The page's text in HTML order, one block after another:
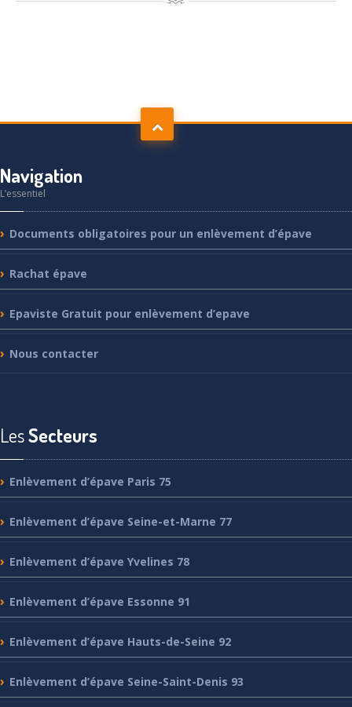
Navigation
L’essentiel
Documents obligatoires pour un enlèvement d’épave
Rachat épave
Epaviste Gratuit pour enlèvement d’epave
Nous contacter
LesSecteurs
Enlèvement d’épave Paris 75
Enlèvement d’épave Seine-et-Marne 77
Enlèvement d’épave Yvelines 78
Enlèvement d’épave Essonne 91
Enlèvement d’épave Hauts-de-Seine 92
Enlèvement d’épave Seine-Saint-Denis 93